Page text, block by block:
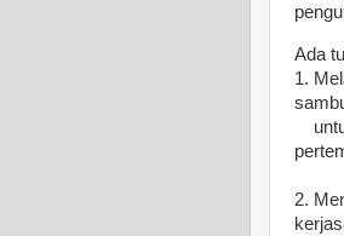
Ada
1.
2.